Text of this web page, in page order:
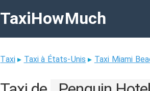
TaxiHowMuch
Taxi ▸ Taxi à États-Unis ▸ Taxi Miami